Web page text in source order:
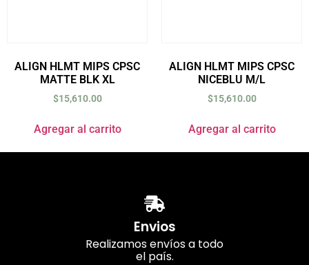
ALIGN HLMT MIPS CPSC
MATTE BLK XL
$15,610.00
Agregar al carrito
ALIGN HLMT MIPS CPSC
NICEBLU M/L
$15,610.00
Agregar al carrito
Envios
Realizamos envíos a todo
el país.